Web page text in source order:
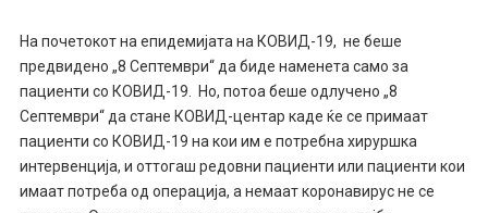
На почетокот на епидемијата на КОВИД-19, не беше
предвидено „8 Септември“ да биде наменета само за
пациенти со КОВИД-19. Но, потоа беше одлучено „8
Септември“ да стане КОВИД-центар каде ќе се примаат
пациенти со КОВИД-19 на кои им е потребна хируршка
интервенција, и оттогаш редовни пациенти или пациенти кои
имаат потреба од операција, а немаат коронавирус не се